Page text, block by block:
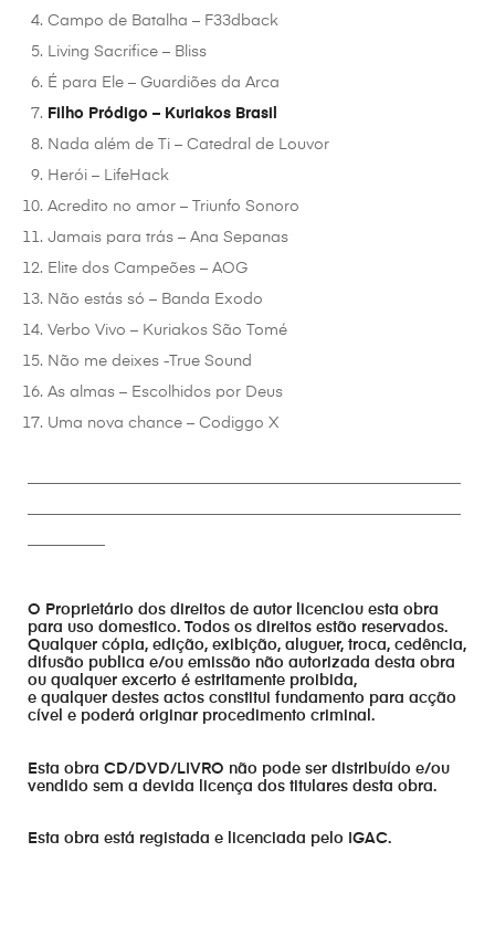
Campo de Batalha – F33dback
Living Sacrifice – Bliss
É para Ele – Guardiões da Arca
Filho Pródigo – Kuriakos Brasil
Nada além de Ti – Catedral de Louvor
Herói – LifeHack
Acredito no amor – Triunfo Sonoro
Jamais para trás – Ana Sepanas
Elite dos Campeões – AOG
Não estás só – Banda Exodo
Verbo Vivo – Kuriakos São Tomé
Não me deixes -True Sound
As almas – Escolhidos por Deus
Uma nova chance – Codiggo X
O Proprietário dos direitos de autor licenciou esta obra
para uso domestico. Todos os direitos estão reservados.
Qualquer cópia, edição, exibição, aluguer, troca, cedência,
difusão publica e/ou emissão não autorizada desta obra
ou qualquer excerto é estritamente proibida,
e qualquer destes actos constitui fundamento para acção
cível e poderá originar procedimento criminal.
Esta obra CD/DVD/LIVRO não pode ser distribuído e/ou
vendido sem a devida licença dos titulares desta obra.
Esta obra está registada e licenciada pelo IGAC.